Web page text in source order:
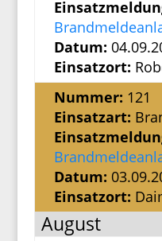
Datum:
Einsatzort:
Nummer: 121
Einsatzart:
Datum:
Einsatzort:
August